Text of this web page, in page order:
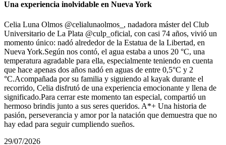
Una experiencia inolvidable en Nueva York
Celia Luna Olmos @celialunaolmos_, nadadora máster del Club
Universitario de La Plata @culp_oficial, con casi 74 años, vivió un
momento único: nadó alrededor de la Estatua de la Libertad, en
Nueva York.Según nos contó, el agua estaba a unos 20 °C, una
temperatura agradable para ella, especialmente teniendo en cuenta
que hace apenas dos años nadó en aguas de entre 0,5°С y 2
°C.Acompañada por su familia y siguiendo al kayak durante el
recorrido, Celia disfrutó de una experiencia emocionante y llena de
significado.Para cerrar este momento tan especial, compartió un
hermoso brindis junto a sus seres queridos. A*+ Una historia de
pasión, perseverancia y amor por la natación que demuestra que no
hay edad para seguir cumpliendo sueños.
29/07/2026